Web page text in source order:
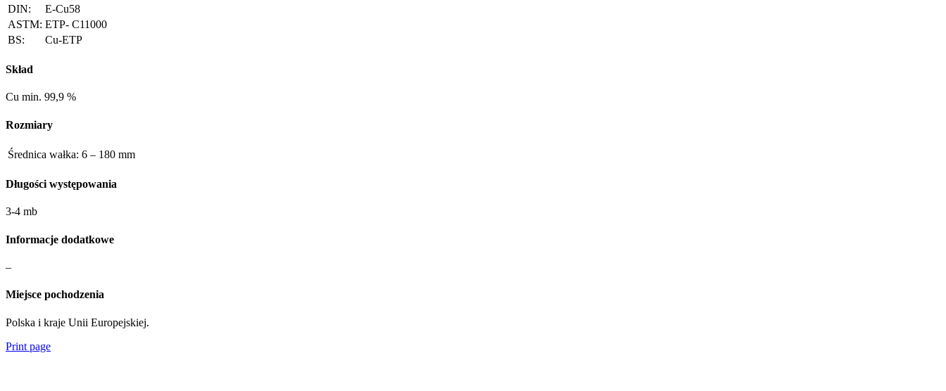
DIN:
E-Cu58
ASTM: ETP- C11000
BS:
Cu-ETP
Skład
Cu min. 99,9 %
Rozmiary
Średnica wałka: 6 – 180 mm
Długości występowania
3-4 mb
Informacje dodatkowe
–
Miejsce pochodzenia
Polska i kraje Unii Europejskiej.
Print page